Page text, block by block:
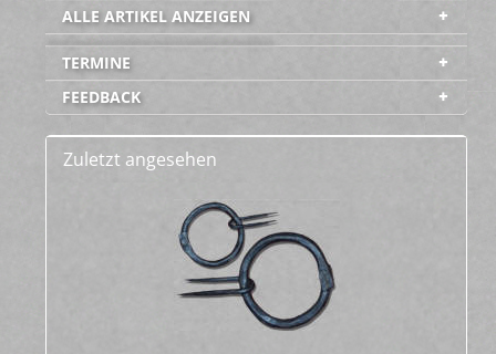
ALLE ARTIKEL ANZEIGEN
-----------------------------------------
TERMINE
FEEDBACK
Zuletzt angesehen